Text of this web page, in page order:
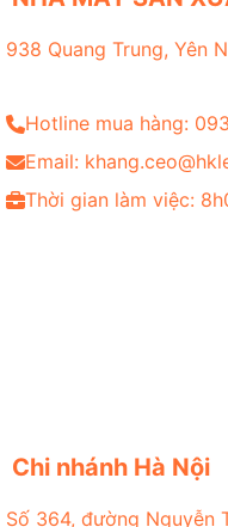
938 Quang Trung, Yên
Hotline mua hàng:
Email:
Thời gian làm việc:
Chi nhánh Hà Nội
Số 364, đường Nguyễn